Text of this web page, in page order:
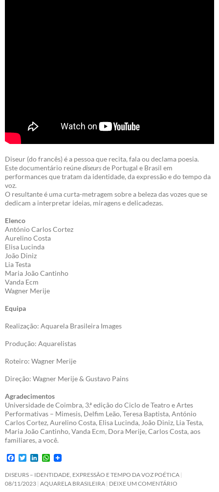
Diseur (do francês) é a pessoa que recita, fala ou declama poesia.
Este documentário reúnediseursde Portugal e Brasil em
performances que tratam da identidade, da expressão e do tempo da
voz.
O resultante é uma curta-metragem sobre a beleza das vozes que se
dedicam a interpretar ideias, miragens e delicadezas.
Elenco
António Carlos Cortez
Aurelino Costa
Elisa Lucinda
João Diniz
Lia Testa
Maria João Cantinho
Vanda Ecm
Wagner Merije
Equipa
Realização: Aquarela Brasileira Images
Produção: Aquarelistas
Roteiro: Wagner Merije
Direção: Wagner Merije & Gustavo Pains
Agradecimentos
Universidade de Coimbra, 3.ª edição do Ciclo de Teatro e Artes
Performativas – Mimesis, Delfim Leão, Teresa Baptista, António
Carlos Cortez, Aurelino Costa, Elisa Lucinda, João Diniz, Lia Testa,
Maria João Cantinho, Vanda Ecm, Dora Merije, Carlos Costa, aos
familiares, a você.
F
c
e
T
i
t
n
k
W
a
t
DISEURS – IDENTIDADE, EXPRESSÃO E TEMPO DA VOZ POÉTICA
08/11/2023 AQUARELA BRASILEIRA DEIXE UM COMENTÁRIO